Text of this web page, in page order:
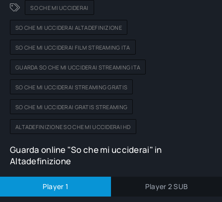
SO CHE MI UCCIDERAI
SO CHE MI UCCIDERAI ALTADEFINIZIONE
SO CHE MI UCCIDERAI FILM STREAMING ITA
GUARDA SO CHE MI UCCIDERAI STREAMING ITA
SO CHE MI UCCIDERAI STREAMING GRATIS
SO CHE MI UCCIDERAI GRATIS STREAMING
ALTADEFINIZIONE SO CHE MI UCCIDERAI HD
Guarda online "So che mi ucciderai" in
Altadefinizione
Player 1 Player 2 SUB